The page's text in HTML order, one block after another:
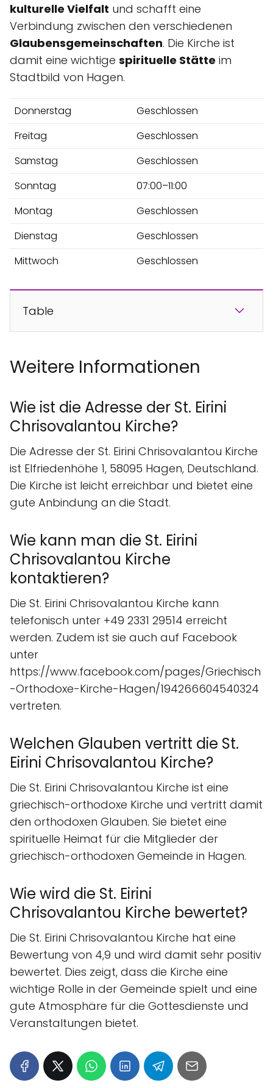
kulturelle Vielfalt und schafft eine
Verbindung zwischen den verschiedenen
Glaubensgemeinschaften. Die Kirche ist
damit eine wichtige spirituelle Stätte im
Stadtbild von Hagen.
Donnerstag
Geschlossen
Freitag
Geschlossen
Samstag
Geschlossen
Sonntag
07:00–11:00
Montag
Geschlossen
Dienstag
Geschlossen
Mittwoch
Geschlossen
Table
Weitere Informationen
Wie ist die Adresse der St. Eirini
Chrisovalantou Kirche?
Die Adresse der St. Eirini Chrisovalantou Kirche
ist Elfriedenhöhe 1, 58095 Hagen, Deutschland.
Die Kirche ist leicht erreichbar und bietet eine
gute Anbindung an die Stadt.
Wie kann man die St. Eirini
Chrisovalantou Kirche
kontaktieren?
Die St. Eirini Chrisovalantou Kirche kann
telefonisch unter +49 2331 29514 erreicht
werden. Zudem ist sie auch auf Facebook
unter
https://www.facebook.com/pages/Griechisch
-Orthodoxe-Kirche-Hagen/194266604540324
vertreten.
Welchen Glauben vertritt die St.
Eirini Chrisovalantou Kirche?
Die St. Eirini Chrisovalantou Kirche ist eine
griechisch-orthodoxe Kirche und vertritt damit
den orthodoxen Glauben. Sie bietet eine
spirituelle Heimat für die Mitglieder der
griechisch-orthodoxen Gemeinde in Hagen.
Wie wird die St. Eirini
Chrisovalantou Kirche bewertet?
Die St. Eirini Chrisovalantou Kirche hat eine
Bewertung von 4,9 und wird damit sehr positiv
bewertet. Dies zeigt, dass die Kirche eine
wichtige Rolle in der Gemeinde spielt und eine
gute Atmosphäre für die Gottesdienste und
Veranstaltungen bietet.